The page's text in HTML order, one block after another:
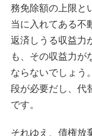
務免除額の上限と
当に入れてある不
返済しうる収益力
も、その収益力が
ならないでしょう
段が必要だし、代
です。
それゆえ、債権放